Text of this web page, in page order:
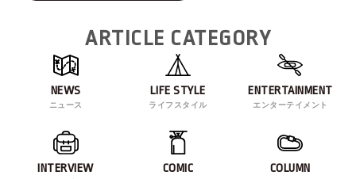
ARTICLE CATEGORY
NEWS
ニュース
LIFE STYLE
ライフスタイル
ENTERTAINMENT
エンターテイメント
INTERVIEW COMIC COLUMN